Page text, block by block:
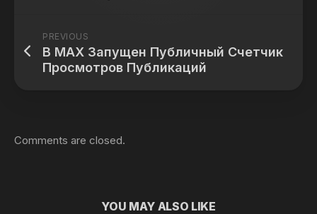
PREVIOUS
В МАХ Запущен Публичный Счетчик
Просмотров Публикаций
Comments are closed.
YOU MAY ALSO LIKE